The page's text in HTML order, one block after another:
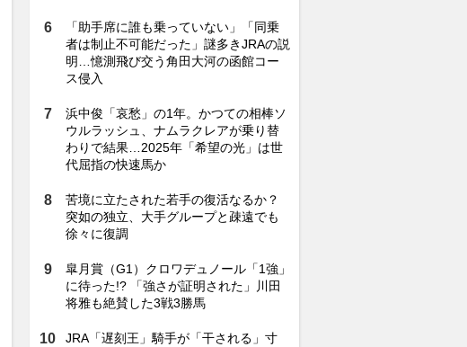
「助手席に誰も乗っていない」「同乗
者は制止不可能だった」謎多きJRAの説
明…憶測飛び交う角田大河の函館コー
ス侵入
浜中俊「哀愁」の1年。かつての相棒ソ
ウルラッシュ、ナムラクレアが乗り替
わりで結果…2025年「希望の光」は世
代屈指の快速馬か
苦境に立たされた若手の復活なるか？
突如の独立、大手グループと疎遠でも
徐々に復調
皐月賞（G1）クロワデュノール「1強」
に待った!? 「強さが証明された」川田
将雅も絶賛した3戦3勝馬
JRA「遅刻王」騎手が「干される」寸